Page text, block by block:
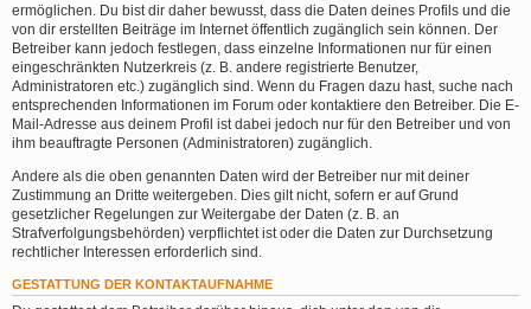
ermöglichen. Du bist dir daher bewusst, dass die Daten deines Profils und die
von dir erstellten Beiträge im Internet öffentlich zugänglich sein können. Der
Betreiber kann jedoch festlegen, dass einzelne Informationen nur für einen
eingeschränkten Nutzerkreis (z. B. andere registrierte Benutzer,
Administratoren etc.) zugänglich sind. Wenn du Fragen dazu hast, suche nach
entsprechenden Informationen im Forum oder kontaktiere den Betreiber. Die E-
Mail-Adresse aus deinem Profil ist dabei jedoch nur für den Betreiber und von
ihm beauftragte Personen (Administratoren) zugänglich.
Andere als die oben genannten Daten wird der Betreiber nur mit deiner
Zustimmung an Dritte weitergeben. Dies gilt nicht, sofern er auf Grund
gesetzlicher Regelungen zur Weitergabe der Daten (z. B. an
Strafverfolgungsbehörden) verpflichtet ist oder die Daten zur Durchsetzung
rechtlicher Interessen erforderlich sind.
GESTATTUNG DER KONTAKTAUFNAHME